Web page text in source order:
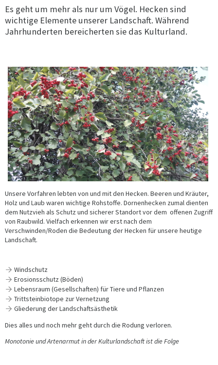
Es geht um mehr als nur um Vögel. Hecken sind
wichtige Elemente unserer Landschaft. Während
Jahrhunderten bereicherten sie das Kulturland.
Unsere Vorfahren lebten von und mit den Hecken. Beeren und Kräuter,
Holz und Laub waren wichtige Rohstoffe. Dornenhecken zumal dienten
dem Nutzvieh als Schutz und sicherer Standort vor dem offenen Zugriff
von Raubwild. Vielfach erkennen wir erst nach dem
Verschwinden/Roden die Bedeutung der Hecken für unsere heutige
Landschaft.
Windschutz
Erosionsschutz (Böden)
Lebensraum (Gesellschaften) für Tiere und Pflanzen
Trittsteinbiotope zur Vernetzung
Gliederung der Landschaftsästhetik
Dies alles und noch mehr geht durch die Rodung verloren.
Monotonie und Artenarmut in der Kulturlandschaft ist die Folge